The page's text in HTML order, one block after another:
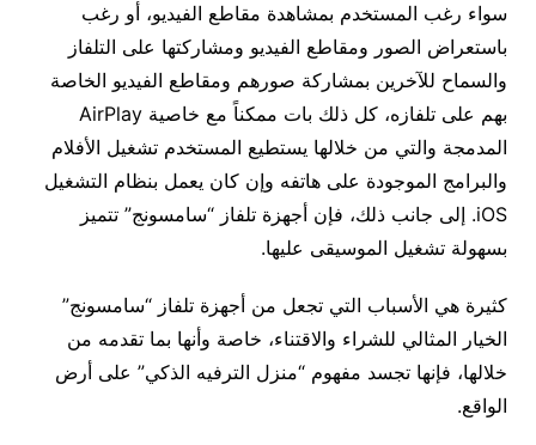
سواء رغب المستخدم بمشاهدة مقاطع الفيديو، أو رغب
باستعراض الصور ومقاطع الفيديو ومشاركتها على التلفاز
والسماح للآخرين بمشاركة صورهم ومقاطع الفيديو الخاصة
بهم على تلفازه، كل ذلك بات ممكناً مع خاصية AirPlay
المدمجة والتي من خلالها يستطيع المستخدم تشغيل الأفلام
والبرامج الموجودة على هاتفه وإن كان يعمل بنظام التشغيل
iOS. إلى جانب ذلك، فإن أجهزة تلفاز “سامسونج” تتميز
بسهولة تشغيل الموسيقى عليها.
كثيرة هي الأسباب التي تجعل من أجهزة تلفاز “سامسونج”
الخيار المثالي للشراء والاقتناء، خاصة وأنها بما تقدمه من
خلالها، فإنها تجسد مفهوم “منزل الترفيه الذكي” على أرض
الواقع.